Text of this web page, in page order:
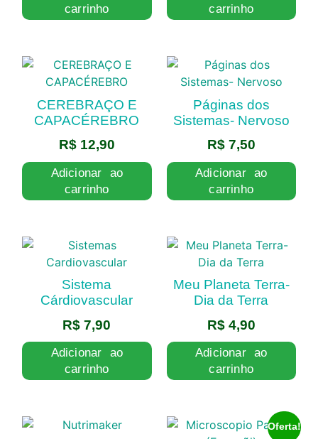
carrinho
carrinho
CEREBRAÇO E
CAPACÉREBRO
R$12,90
Adicionar ao
carrinho
Páginas dos
Sistemas- Nervoso
R$7,50
Adicionar ao
carrinho
Sistema
Cárdiovascular
R$ 7,90
Adicionar ao
carrinho
Meu Planeta Terra-
Dia da Terra
R$4,90
Adicionar ao
carrinho
Oferta!